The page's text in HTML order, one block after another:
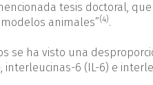
tesis doctoral,
animales”(4).
se ha visto una
interleucinas-6 (IL-6) e